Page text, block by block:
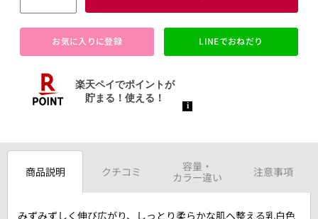
お気に入りに登録 LINEでおねだり
商品説明 クチコミ
容量・
カラー違い
注意事項
みずみずしく伸び広がり、しっとり柔らかな肌へ整える乳白色